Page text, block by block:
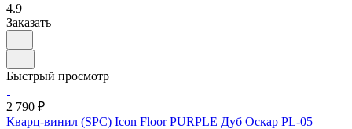
4.9
Заказать
Быстрый просмотр
2 790 ₽
Кварц-винил (SPC) Icon Floor PURPLE Дуб Оскар PL-05